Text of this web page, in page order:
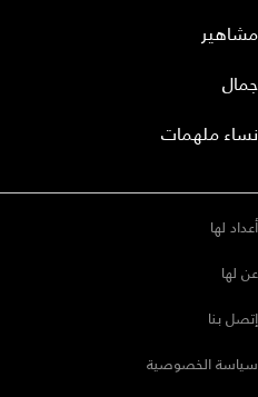
مشاهير
جمال
نساء ملهمات
أعداد لها
عن لها
إتصل بنا
سياسة الخصوصية